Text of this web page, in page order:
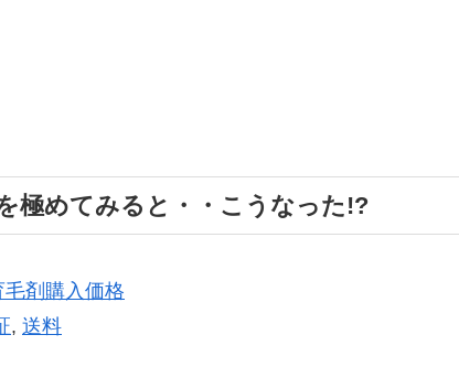
極めてみると・・こうなった!?
毛剤購入価格
, 送料